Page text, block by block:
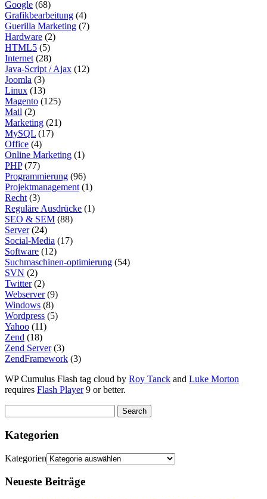
Google (68)
Grafikbearbeitung (4)
Guerilla Marketing (7)
Hardware (2)
HTML5 (5)
Internet (28)
Java-Script / Ajax (12)
Joomla (3)
Linux (13)
Magento (125)
Mail (2)
Marketing (21)
MySQL (17)
Office (4)
Online Marketing (1)
PHP(77)
Programmierung (96)
Projektmanagement (1)
Recht (3)
Reguläre Ausdrücke (1)
SEO & SEM (88)
Server(24)
Social-Media (17)
Software (12)
Suchmaschinen-optimierung (54)
SVN (2)
Twitter(2)
Webserver(9)
Windows (8)
Wordpress (5)
Yahoo (11)
Zend (18)
Zend Server(3)
ZendFramework (3)
WP Cumulus Flash tag cloud by Roy Tanck and Luke Morton
requires Flash Player9 or better.
Kategorien
Kategorien
Neueste Beiträge